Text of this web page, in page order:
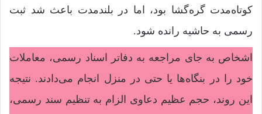
کوتاه‌مدت گره‌گشا بود، اما در بلندمدت باعث شد ثبت
رسمی به حاشیه رانده شود.
اشخاص به جای مراجعه به دفاتر اسناد رسمی، معاملات
خود را در بنگاه‌ها یا حتی در منزل انجام می‌دادند. نتیجه
این روند، حجم عظیم دعاوی الزام به تنظیم سند رسمی،